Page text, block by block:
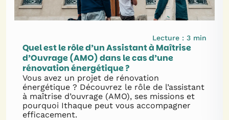
Lecture : 3 min
Quel est le rôle d’un Assistant à Maîtrise
d’Ouvrage (AMO) dans le cas d’une
rénovation énergétique ?
Vous avez un projet de rénovation
énergétique ? Découvrez le rôle de l’assistant
à maîtrise d’ouvrage (AMO), ses missions et
pourquoi Ithaque peut vous accompagner
efficacement.